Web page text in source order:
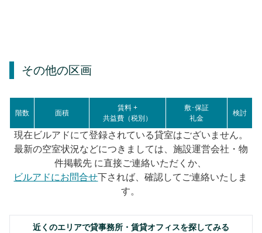
その他の区画
階数 面積
賃料 +
共益費（税別）
敷･保証
礼金
検討
現在ビルアドにて登録されている貸室はございません。
最新の空室状況などにつきましては、施設運営会社・物
件掲載先 に直接ご連絡いただくか、
ビルアドにお問合せ下されば、確認してご連絡いたしま
す。
近くのエリアで貸事務所・賃貸オフィスを探してみる